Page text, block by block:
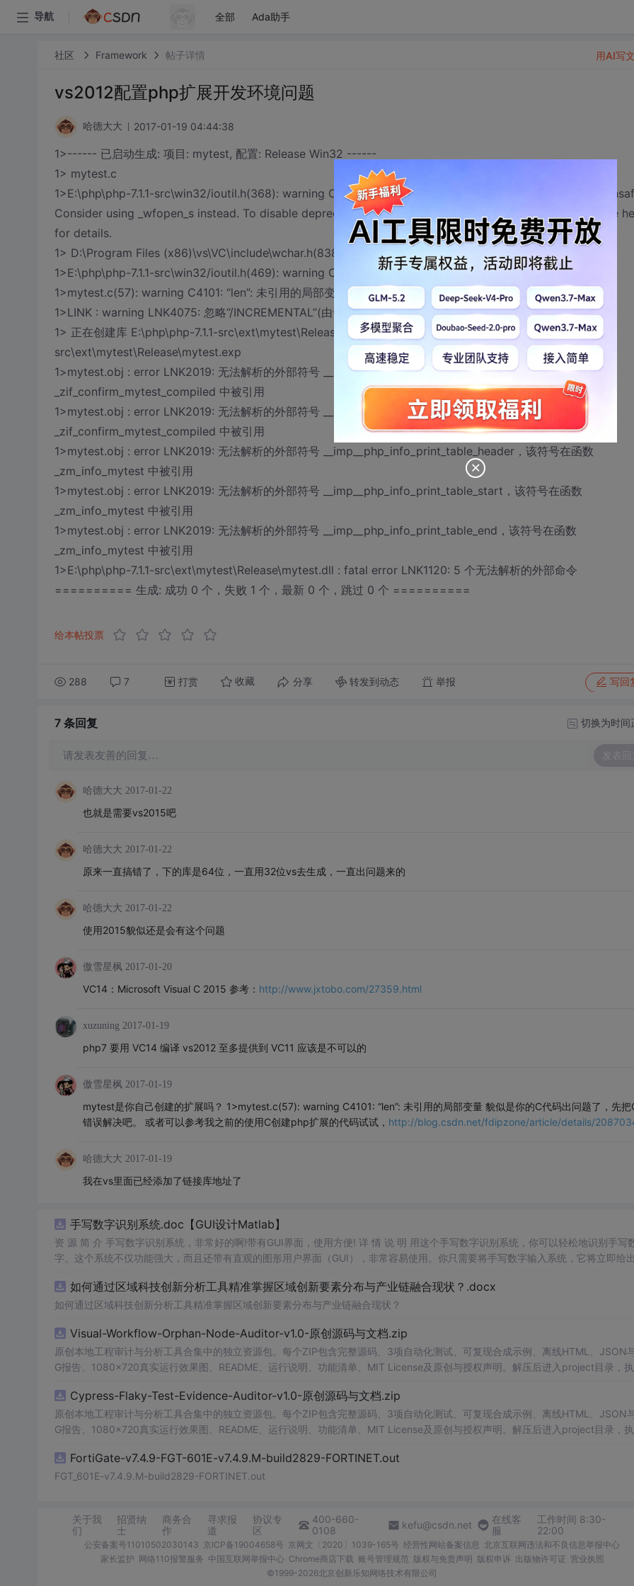
导航 全部 Ada助手
社区 Framework 帖子详情
vs2012配置php扩展开发环境问题
哈德大大 2017-01-19 04:44:38
1>------ 已启动生成: 项目: mytest, 配置: Release Win32 ------
1> mytest.c
1>E:\php\php-7.1.1-src\win32/ioutil.h(368): warning C4996: '_wfopen': This function or variable may be
Consider using _wfopen_s instead. To disable deprecation, use _CRT_SECURE_NO_WARNINGS. See online
for details.
1> D:\Program Files (x86)\vs\VC\include\wchar.h(838) : 参见“_wfopen”的声明
1>E:\php\php-7.1.1-src\win32/ioutil.h(469): warning C4018: “>”: 有符号/无符号不匹配
1>mytest.c(57): warning C4101: “len”: 未引用的局部变量
1>LINK : warning LNK4075: 忽略“/INCREMENTAL”(由于“/OPT:ICF”规范)
1> 正在创建库 E:\php\php-7.1.1-src\ext\mytest\Release\mytest.lib 和对象 E:\php\php-7.1.1-
src\ext\mytest\Release\mytest.exp
1>mytest.obj : error LNK2019: 无法解析的外部符号 __imp__zend_parse_parameters，该符号在函数
_zif_confirm_mytest_compiled 中被引用
1>mytest.obj : error LNK2019: 无法解析的外部符号 __imp__strpprintf，该符号在函数
_zif_confirm_mytest_compiled 中被引用
1>mytest.obj : error LNK2019: 无法解析的外部符号 __imp__php_info_print_table_header，该符号在函数
_zm_info_mytest 中被引用
1>mytest.obj : error LNK2019: 无法解析的外部符号 __imp__php_info_print_table_start，该符号在函数
_zm_info_mytest 中被引用
1>mytest.obj : error LNK2019: 无法解析的外部符号 __imp__php_info_print_table_end，该符号在函数
_zm_info_mytest 中被引用
1>E:\php\php-7.1.1-src\ext\mytest\Release\mytest.dll : fatal error LNK1120: 5 个无法解析的外部命令
========== 生成: 成功 0 个，失败 1 个，最新 0 个，跳过 0 个 ==========
给本帖投票
288 7 打赏 收藏 分享 转发到动态 举报 写回
用AI写
7 条回复 切换为时间
请发表友善的回复… 发表回
哈德大大 2017-01-22
也就是需要vs2015吧
哈德大大 2017-01-22
原来一直搞错了，下的库是64位，一直用32位vs去生成，一直出问题来的
哈德大大 2017-01-22
使用2015貌似还是会有这个问题
傲雪星枫 2017-01-20
VC14：Microsoft Visual C 2015 参考： http://www.jxtobo.com/27359.html
xuzuning 2017-01-19
php7 要用 VC14 编译 vs2012 至多提供到 VC11 应该是不可以的
傲雪星枫 2017-01-19
mytest是你自己创建的扩展吗？ 1>mytest.c(57): warning C4101: “len”: 未引用的局部变量 貌似是你的C代码出问题了，先把
错误解决吧。 或者可以参考我之前的使用C创建php扩展的代码试试， http://blog.csdn.net/fdipzone/article/details/
哈德大大 2017-01-19
我在vs里面已经添加了链接库地址了
手写数字识别系统.doc【GUI设计Matlab】
资 源 简 介 手写数字识别系统，非常好的啊!带有GUI界面，使用方便! 详 情 说 明 用这个手写数字识别系统，你可以轻松地识别手写
字。这个系统不仅功能强大，而且还带有直观的图形用户界面（GUI），非常容易使用。你只需要将手写数字输入系统，它将立即给
便和实用的工具，你一定会喜欢它的！
如何通过区域科技创新分析工具精准掌握区域创新要素分布与产业链融合现状？.docx
如何通过区域科技创新分析工具精准掌握区域创新要素分布与产业链融合现状？
Visual-Workflow-Orphan-Node-Auditor-v1.0-原创源码与文档.zip
原创本地工程审计与分析工具合集中的独立资源包。每个ZIP包含完整源码、3项自动化测试、可复现合成示例、离线HTML、JSON
G报告、1080×720真实运行效果图、README、运行说明、功能清单、MIT License及原创与授权声明。解压后进入project目录，执
源码、Logo、官方截图、论文、生产日志或其他受限素材。适合前端开发、AI应用工程、测试审计和课程实践。
Cypress-Flaky-Test-Evidence-Auditor-v1.0-原创源码与文档.zip
原创本地工程审计与分析工具合集中的独立资源包。每个ZIP包含完整源码、3项自动化测试、可复现合成示例、离线HTML、JSON
G报告、1080×720真实运行效果图、README、运行说明、功能清单、MIT License及原创与授权声明。解压后进入project目录，执
源码、Logo、官方截图、论文、生产日志或其他受限素材。适合前端开发、AI应用工程、测试审计和课程实践。
FortiGate-v7.4.9-FGT-601E-v7.4.9.M-build2829-FORTINET.out
FGT_601E-v7.4.9.M-build2829-FORTINET.out
关于我
们
招贤纳
士
商务合
作
寻求报
道
协议专
区
400-660-
0108
kefu@csdn.net
在线客
服
工作时间 8:30-
22:00
公安备案号11010502030143 京ICP备19004658号 京网文〔2020〕1039-165号 经营性网站备案信息 北京互联网违法和不良信息举报中心
家长监护 网络110报警服务 中国互联网举报中心 Chrome商店下载 账号管理规范 版权与免责声明 版权申诉 出版物许可证 营业执照
©1999-2026北京创新乐知网络技术有限公司